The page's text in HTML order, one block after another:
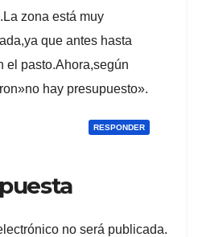
zona está muy
que antes hasta
el pasto.Ahora,según
hay presupuesto».
RESPONDER
no será publicada.